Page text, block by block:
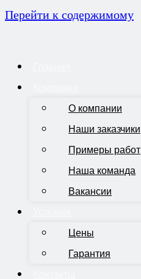
Перейти к содержимому
О компании
Наши заказчики
Примеры работ
Наша команда
Вакансии
Цены
Гарантия